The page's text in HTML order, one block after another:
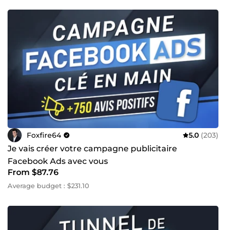
Foxfire64 5.0 (203)
Je vais créer votre campagne publicitaire
Facebook Ads avec vous
From $87.76
Average budget : $231.10